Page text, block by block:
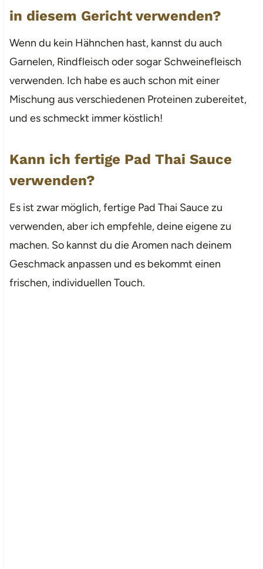
in diesem Gericht verwenden?
Wenn du kein Hähnchen hast, kannst du auch
Garnelen, Rindfleisch oder sogar Schweinefleisch
verwenden. Ich habe es auch schon mit einer
Mischung aus verschiedenen Proteinen zubereitet,
und es schmeckt immer köstlich!
Kann ich fertige Pad Thai Sauce
verwenden?
Es ist zwar möglich, fertige Pad Thai Sauce zu
verwenden, aber ich empfehle, deine eigene zu
machen. So kannst du die Aromen nach deinem
Geschmack anpassen und es bekommt einen
frischen, individuellen Touch.